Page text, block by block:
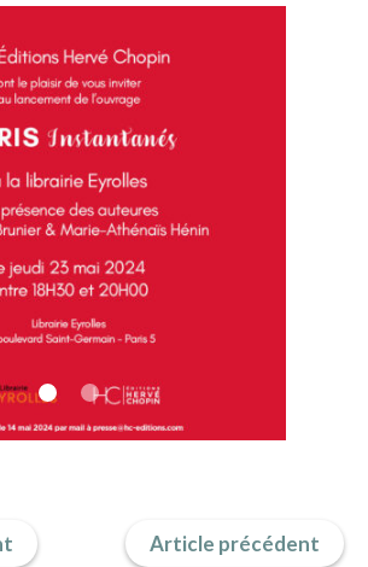
JEUNESSE
TERRES D’OUTRE-MER
ART & CULTURE
HISTOIRE & PATRIMOINE
& ENVIRONNEMENT
DU PATRIMOINE
& TOURISME
IMAGES D’ANTAN
LITTÉRATURE
ACTUALITÉS
Article précédent